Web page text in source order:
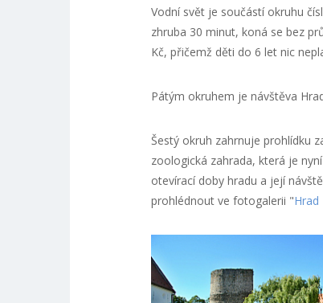
Vodní svět je součástí okruhu
zhruba 30 minut, koná se bez
Kč, přičemž děti do 6 let nic
Pátým okruhem je návštěva
Šestý okruh zahrnuje prohlídku
zoologická zahrada, která je
otevírací doby hradu a její
prohlédnout ve fotogalerii "